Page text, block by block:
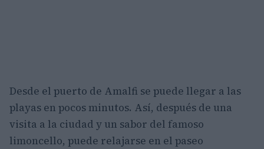
Desde el puerto de Amalfi se puede llegar a las
playas en pocos minutos. Así, después de una
visita a la ciudad y un sabor del famoso
limoncello, puede relajarse en el paseo